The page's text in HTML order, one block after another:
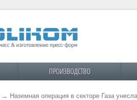
ПРОИЗВОДСТВО
→ Наземная операция в секторе Газа